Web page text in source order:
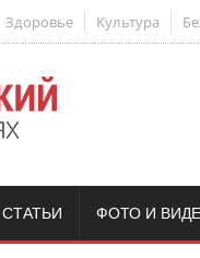
Здоровье Культура
СТАТЬИ ФОТО И